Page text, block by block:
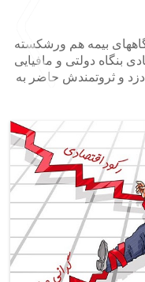
بیمه هم ورشکسته
بنگاه دولتی و مافیایی
و ثروتمندش حاضر به